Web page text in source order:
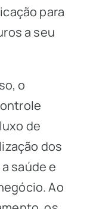
para
a seu
o
de
dos
saúde e
Ao